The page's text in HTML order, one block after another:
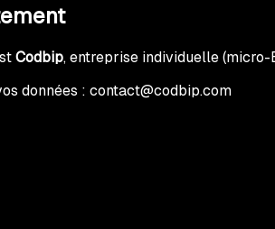
Codbip, entreprise individuelle
données : contact@codbip.com